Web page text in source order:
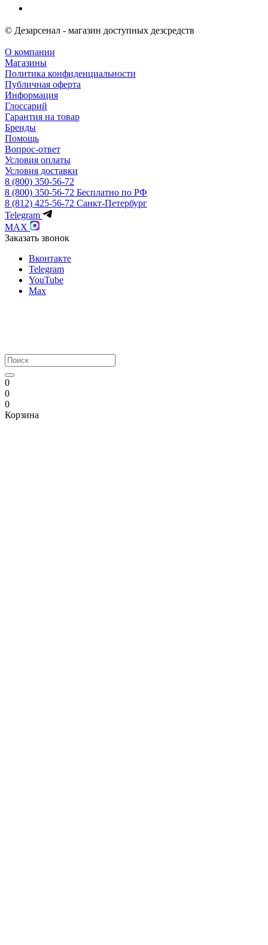
© Дезарсенал - магазин доступных дезсредств
О компании
Магазины
Политика конфиденциальности
Публичная оферта
Информация
Глоссарий
Гарантия на товар
Бренды
Помощь
Вопрос-ответ
Условия оплаты
Условия доставки
8 (800) 350-56-72
8 (800) 350-56-72 Бесплатно по РФ
8 (812) 425-56-72 Санкт-Петербург
Telegram
MAX
Заказать звонок
Вконтакте
Telegram
YouTube
Max
0
0
0
Корзина